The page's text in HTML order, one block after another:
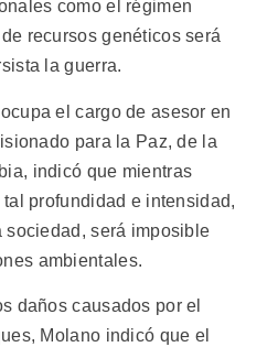
como el régimen
recursos genéticos será
la guerra.
el cargo de asesor en
para la Paz, de la
indicó que mientras
profundidad e intensidad,
será imposible
ambientales.
daños causados por el
Molano indicó que el